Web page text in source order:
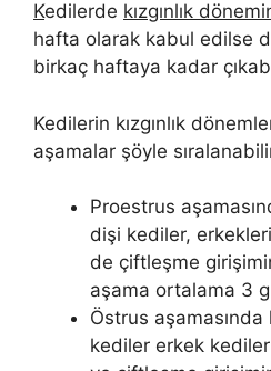
Kedilerde kızgınlık
hafta olarak kabul edilse
birkaç haftaya kadar
Kedilerin kızgınlık
aşamalar şöyle
Proestrus
dişi kediler,
de çiftleşme
aşama ortalama 3
Östrus aşamasında
kediler erkek